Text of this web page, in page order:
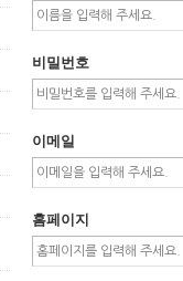
비밀번호
이메일
홈페이지